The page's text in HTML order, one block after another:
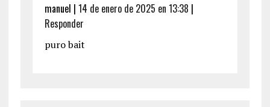
manuel | 14 de enero de 2025 en 13:38 |
Responder
puro bait